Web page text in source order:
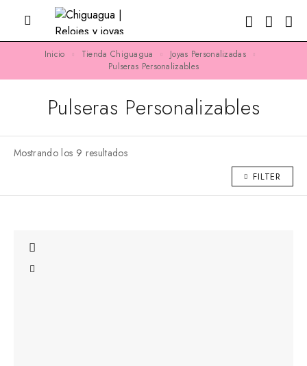
Inicio Tienda Chiguagua
Joyas Personalizadas
Pulseras Personalizables
Pulseras Personalizables
Mostrando los 9 resultados
FILTER